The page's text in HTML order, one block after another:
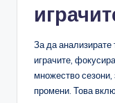
За да анализирате
играчите,
множество
промени. Това